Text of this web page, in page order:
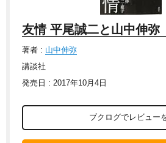
友情 平尾誠二と山中伸弥
著者 : 山中伸弥
講談社
発売日 : 2017年10月4日
ブクログでレビュー